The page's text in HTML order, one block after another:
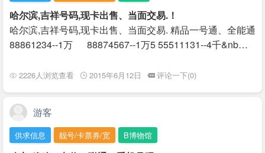
哈尔滨,吉祥号码,现卡出售、当面交易.！
哈尔滨,吉祥号码,现卡出售、当面交易. 精品一号通、全能通
88861234--1万 88874567--1万5 55511131--4千&nb…
2226人浏览查看 2015年6月12日 评论一下(0)
游客
供求信息 靓号/卡票券/宽 B博物馆